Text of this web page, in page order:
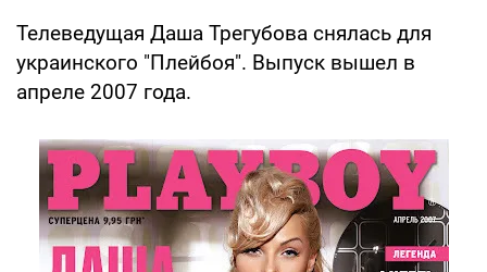
Телеведущая Даша Трегубова снялась для
украинского "Плейбоя". Выпуск вышел в
апреле 2007 года.